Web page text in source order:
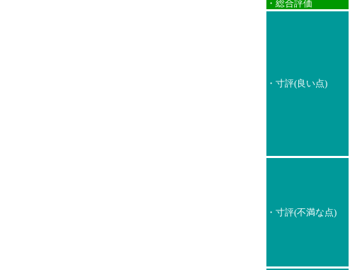
・総合評価
・寸評(良い点)
・寸評(不満な点)